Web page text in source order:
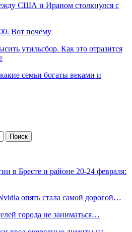
США и Ираном столкнулся с
Вот почему
утильсбор. Как это отразится
семьи богаты веками и
в Бресте и районе 20-24 февраля:
опять стала самой дорогой…
города не заниматься…